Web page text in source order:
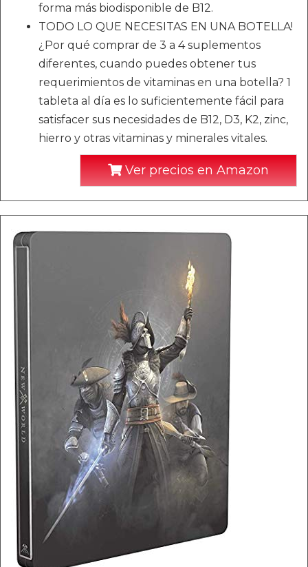
forma más biodisponible de B12.
TODO LO QUE NECESITAS EN UNA BOTELLA!
¿Por qué comprar de 3 a 4 suplementos
diferentes, cuando puedes obtener tus
requerimientos de vitaminas en una botella? 1
tableta al día es lo suficientemente fácil para
satisfacer sus necesidades de B12, D3, K2, zinc,
hierro y otras vitaminas y minerales vitales.
Ver precios en Amazon